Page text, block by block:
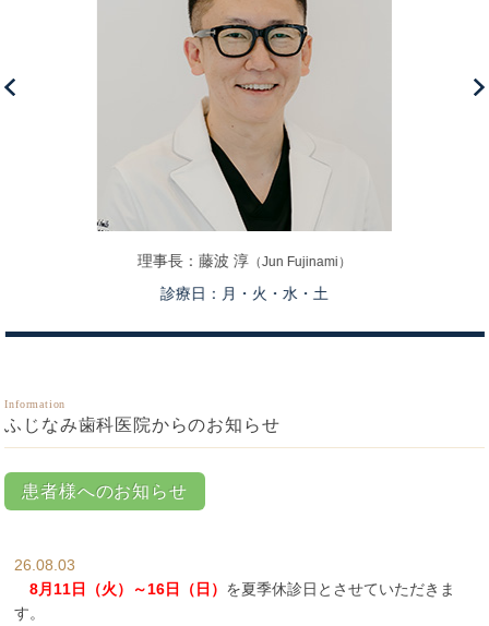
理事長：藤波 淳（Jun Fujinami）
診療日：月・火・水・土
Information
ふじなみ歯科医院からのお知らせ
患者様へのお知らせ
26.08.03
8月11日（火）～16日（日） を夏季休診日とさせていただきま
す。